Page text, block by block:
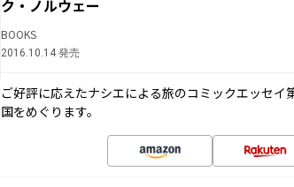
ク・ノルウェー
BOOKS
2016.10.14 発売
ご好評に応えたナシエによる旅のコミックエッセ
国をめぐります。